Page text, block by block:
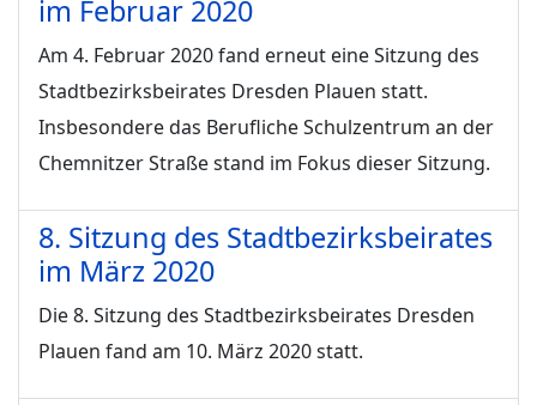
im Februar 2020
Am 4. Februar 2020 fand erneut eine Sitzung des
Stadtbezirksbeirates Dresden Plauen statt.
Insbesondere das Berufliche Schulzentrum an der
Chemnitzer Straße stand im Fokus dieser Sitzung.
8. Sitzung des Stadtbezirksbeirates
im März 2020
Die 8. Sitzung des Stadtbezirksbeirates Dresden
Plauen fand am 10. März 2020 statt.